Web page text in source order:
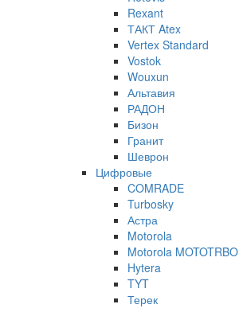
Rexant
ТАКТ Atex
Vertex Standard
Vostok
Wouxun
Альтавия
РАДОН
Бизон
Гранит
Шеврон
Цифровые
COMRADE
Turbosky
Астра
Motorola
Motorola MOTOTRBO
Hytera
TYT
Терек